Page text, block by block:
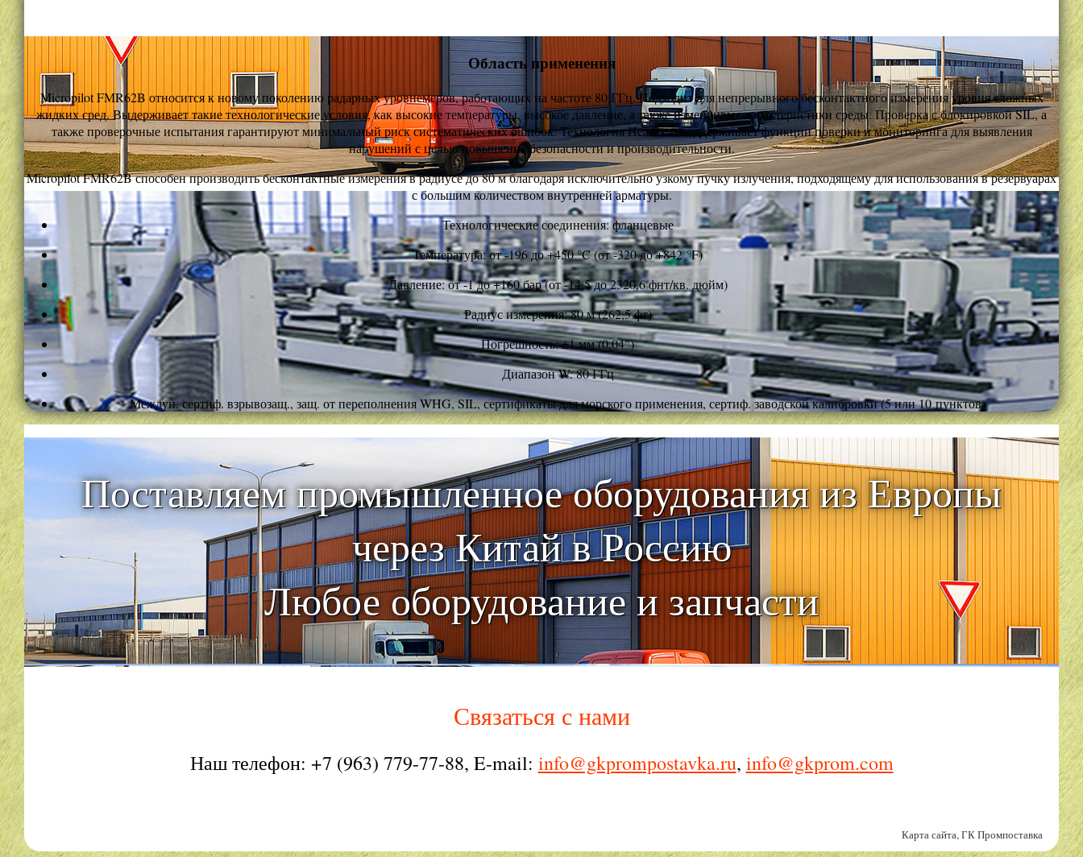
Область применения
Micropilot FMR62B относится к новому поколению радарных уровнемеров, работающих на частоте 80 ГГц. Подходит для непрерывного бесконтактного измерения уровня сложных
жидких сред. Выдерживает такие технологические условия, как высокие температуры, высокое давление, а также изменчивые характеристики среды. Проверка с блокировкой SIL, а
также проверочные испытания гарантируют минимальный риск систематических ошибок. Технология Heartbeat поддерживает функции поверки и мониторинга для выявления
нарушений с целью повышения безопасности и производительности.
Micropilot FMR62B способен производить бесконтактные измерения в радиусе до 80 м благодаря исключительно узкому пучку излучения, подходящему для использования в резервуарах
с большим количеством внутренней арматуры.
Технологические соединения: фланцевые
Температура: от -196 до +450 °C (от -320 до +842 °F)
Давление: от -1 до +160 бар (от -14,5 до 2320,6 фнт/кв. дюйм)
Радиус измерения: 80 м (262,5 фт)
Погрешность: ±1 мм (0,04")
Диапазон W: 80 ГГц
Междун. сертиф. взрывозащ., защ. от переполнения WHG, SIL, сертификаты для морского применения, сертиф. заводской калибровки (5 или 10 пунктов)
Поставляем промышленное оборудования из Европы
через Китай в Россию
Любое оборудование и запчасти
Связаться с нами
Наш телефон: +7 (963) 779-77-88, E-mail: info@gkprompostavka.ru, info@gkprom.com
Карта сайта,ГК Промпоставка